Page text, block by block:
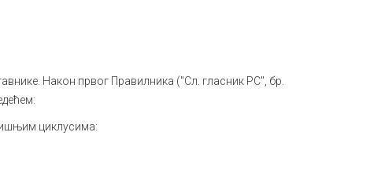
Након првог Правилника ("Сл. гласник РС", бр.
циклусима: